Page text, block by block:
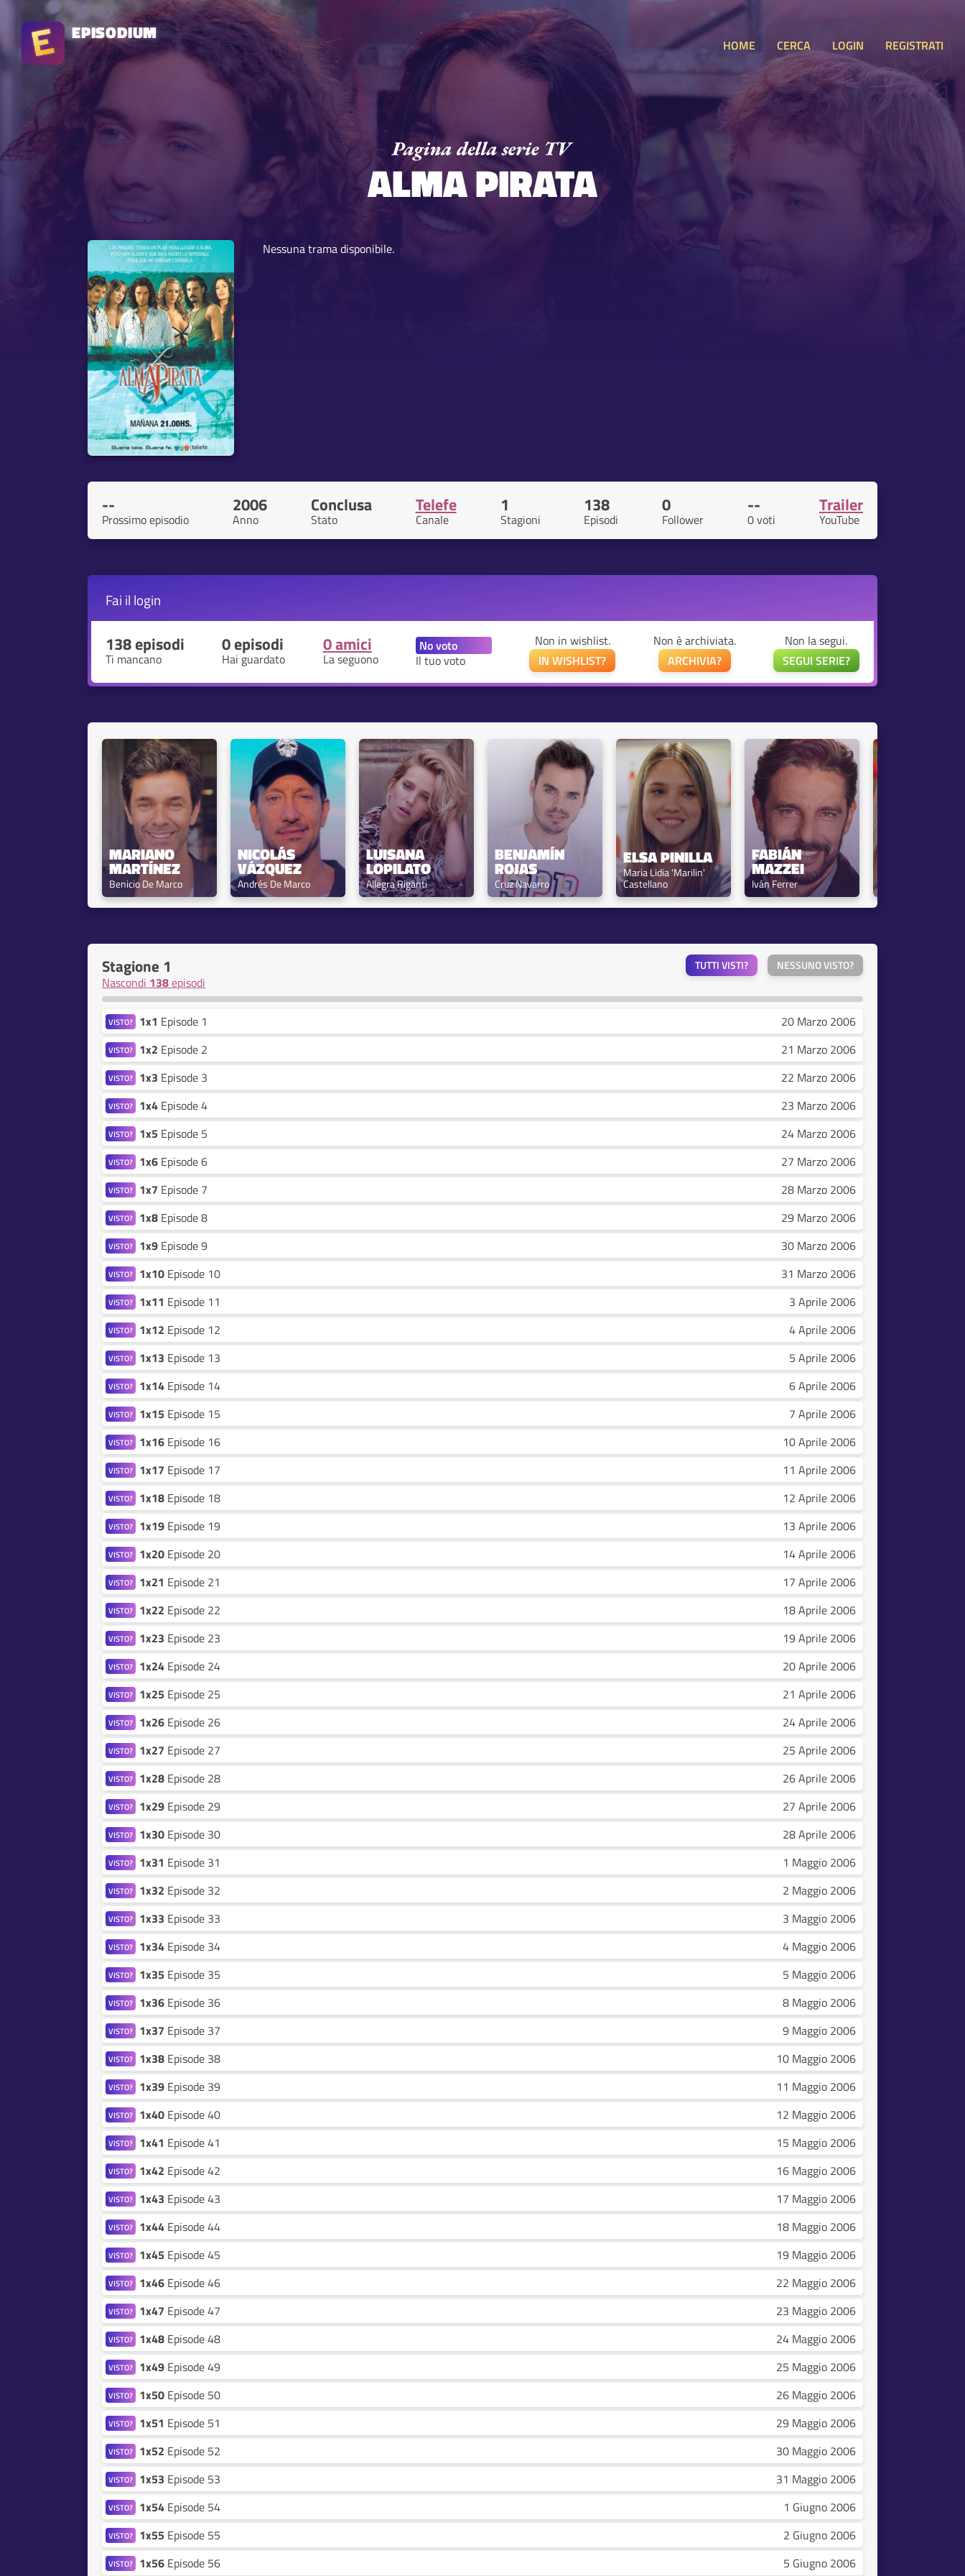
EPISODIUM
HOME CERCA LOGIN REGISTRATI
ALMA PIRATA
Nessuna trama disponibile.
--
Prossimo episodio
2006
Anno
Conclusa
Stato
Telefe
Canale
1
Stagioni
138
Episodi
0
Follower
--
0 voti
Trailer
YouTube
Fai il login
138 episodi
Ti mancano
0 episodi
Hai guardato
0 amici
La seguono Il tuo voto
Non in wishlist.
IN WISHLIST?
Non è archiviata.
ARCHIVIA?
Non la segui.
SEGUI SERIE?
MARIANO
MARTÍNEZ
Benicio De Marco
NICOLÁS
VÁZQUEZ
Andrés De Marco
LUISANA
LOPILATO
Allegra Riganti
BENJAMÍN
ROJAS
Cruz Navarro
ELSA PINILLA
Maria Lidia 'Marilin'
Castellano
FABIÁN
MAZZEI
Iván Ferrer
Stagione 1
Nascondi 138episodi
TUTTI VISTI? NESSUNO VISTO?
VISTO? 1x1 Episode 1 20 Marzo 2006
VISTO? 1x2 Episode 2 21 Marzo 2006
VISTO? 1x3 Episode 3 22 Marzo 2006
VISTO? 1x4 Episode 4 23 Marzo 2006
VISTO? 1x5 Episode 5 24 Marzo 2006
VISTO? 1x6 Episode 6 27 Marzo 2006
VISTO? 1x7 Episode 7 28 Marzo 2006
VISTO? 1x8 Episode 8 29 Marzo 2006
VISTO? 1x9 Episode 9 30 Marzo 2006
VISTO? 1x10 Episode 10 31 Marzo 2006
VISTO? 1x11 Episode 11 3 Aprile 2006
VISTO? 1x12 Episode 12 4 Aprile 2006
VISTO? 1x13 Episode 13 5 Aprile 2006
VISTO? 1x14 Episode 14 6 Aprile 2006
VISTO? 1x15 Episode 15 7 Aprile 2006
VISTO? 1x16 Episode 16 10 Aprile 2006
VISTO? 1x17 Episode 17 11 Aprile 2006
VISTO? 1x18 Episode 18 12 Aprile 2006
VISTO? 1x19 Episode 19 13 Aprile 2006
VISTO? 1x20 Episode 20 14 Aprile 2006
VISTO? 1x21 Episode 21 17 Aprile 2006
VISTO? 1x22 Episode 22 18 Aprile 2006
VISTO? 1x23 Episode 23 19 Aprile 2006
VISTO? 1x24 Episode 24 20 Aprile 2006
VISTO? 1x25 Episode 25 21 Aprile 2006
VISTO? 1x26 Episode 26 24 Aprile 2006
VISTO? 1x27 Episode 27 25 Aprile 2006
VISTO? 1x28 Episode 28 26 Aprile 2006
VISTO? 1x29 Episode 29 27 Aprile 2006
VISTO? 1x30 Episode 30 28 Aprile 2006
VISTO? 1x31 Episode 31 1 Maggio 2006
VISTO? 1x32 Episode 32 2 Maggio 2006
VISTO? 1x33 Episode 33 3 Maggio 2006
VISTO? 1x34 Episode 34 4 Maggio 2006
VISTO? 1x35 Episode 35 5 Maggio 2006
VISTO? 1x36 Episode 36 8 Maggio 2006
VISTO? 1x37 Episode 37 9 Maggio 2006
VISTO? 1x38 Episode 38 10 Maggio 2006
VISTO? 1x39 Episode 39 11 Maggio 2006
VISTO? 1x40 Episode 40 12 Maggio 2006
VISTO? 1x41 Episode 41 15 Maggio 2006
VISTO? 1x42 Episode 42 16 Maggio 2006
VISTO? 1x43 Episode 43 17 Maggio 2006
VISTO? 1x44 Episode 44 18 Maggio 2006
VISTO? 1x45 Episode 45 19 Maggio 2006
VISTO? 1x46 Episode 46 22 Maggio 2006
VISTO? 1x47 Episode 47 23 Maggio 2006
VISTO? 1x48 Episode 48 24 Maggio 2006
VISTO? 1x49 Episode 49 25 Maggio 2006
VISTO? 1x50 Episode 50 26 Maggio 2006
VISTO? 1x51 Episode 51 29 Maggio 2006
VISTO? 1x52 Episode 52 30 Maggio 2006
VISTO? 1x53 Episode 53 31 Maggio 2006
VISTO? 1x54 Episode 54 1 Giugno 2006
VISTO? 1x55 Episode 55 2 Giugno 2006
VISTO? 1x56 Episode 56 5 Giugno 2006